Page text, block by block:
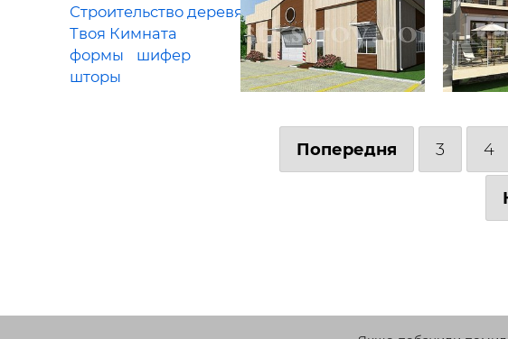
Строительство деревянных домов
Твоя Кимната
формы
шифер
шторы
Попередня 3 4